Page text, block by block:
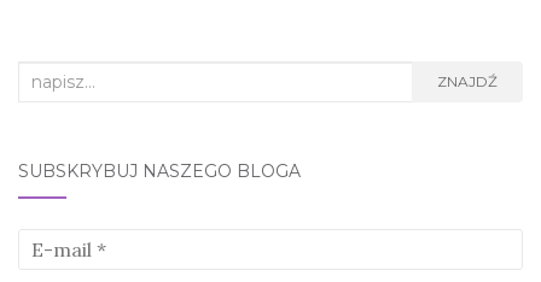
Search
ZNAJDŹ
SUBSKRYBUJ NASZEGO BLOGA